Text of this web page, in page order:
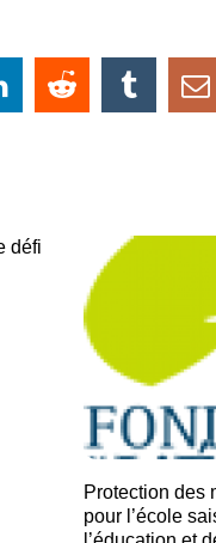
défi
Protection des
pour l’école